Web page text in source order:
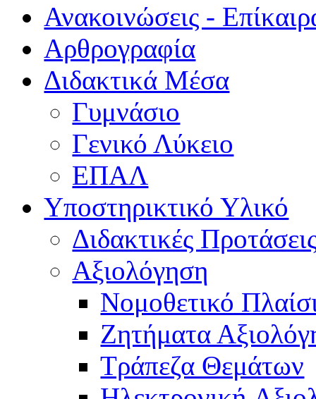
Ανακοινώσεις -
Αρθρογραφία
Διδακτικά Μέσα
Γυμνάσιο
Γενικό Λύκειο
ΕΠΑΛ
Υποστηρικτικό Υλικό
Διδακτικές
Αξιολόγηση
Νομοθετικό
Ζητήματα
Τράπεζα Θεμάτων